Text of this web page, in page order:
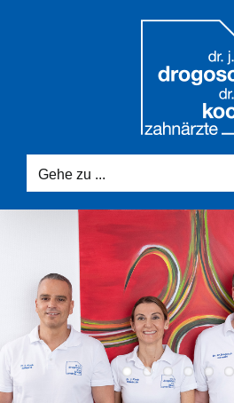
Gehe zu ...